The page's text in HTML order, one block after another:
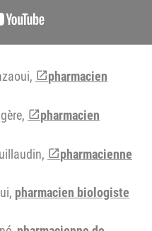
pharmacien
pharmacien
pharmacienne
pharmacien biologiste